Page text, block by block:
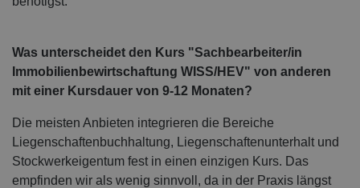
Was unterscheidet den Kurs "Sachbearbeiter/in
Immobilienbewirtschaftung WISS/HEV" von anderen
mit einer Kursdauer von 9-12 Monaten?
Die meisten Anbieten integrieren die Bereiche
Liegenschaftenbuchhaltung, Liegenschaftenunterhalt und
Stockwerkeigentum fest in einen einzigen Kurs. Das
empfinden wir als wenig sinnvoll, da in der Praxis längst